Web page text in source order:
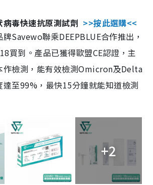
毒快速抗原測試劑 >>按此選購<<
Savewo聯乘DEEPBLUE合作推出，
買到。產品已獲得歐盟CE認證，主
作檢測，能有效檢測Omicron及Delta
至99%，最快15分鐘就能知道檢測
+2